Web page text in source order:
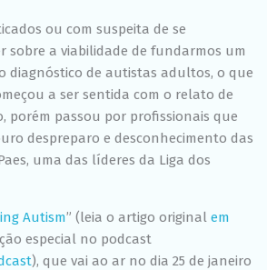
ou com suspeita de se
sobre a viabilidade de fundarmos um
diagnóstico de autistas adultos, o que
a ser sentida com o relato de
porém passou por profissionais que
despreparo e desconhecimento das
uma das líderes da Liga dos
Autism” (leia o artigo original em
especial no podcast
), que vai ao ar no dia 25 de janeiro
chance de ver
conteúdo e
personalizadas.